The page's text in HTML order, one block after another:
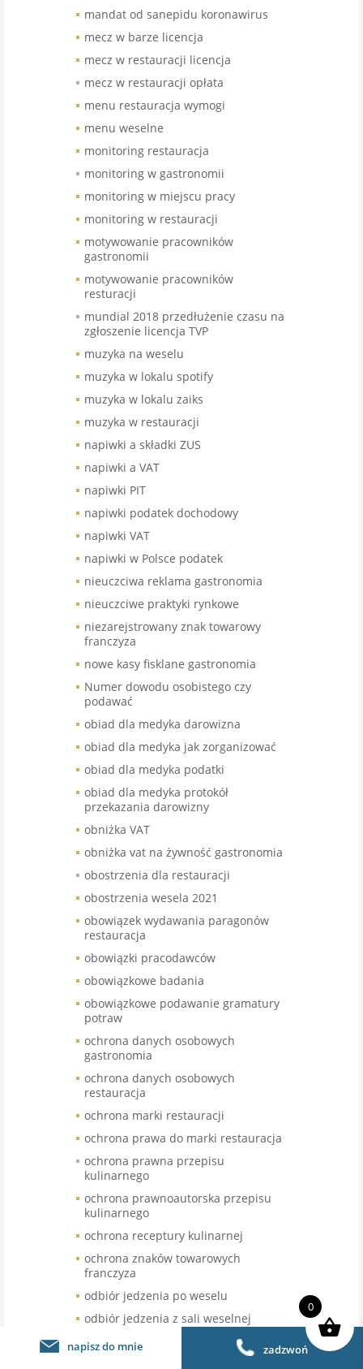
mandat od sanepidu koronawirus
mecz w barze licencja
mecz w restauracji licencja
mecz w restauracji opłata
menu restauracja wymogi
menu weselne
monitoring restauracja
monitoring w gastronomii
monitoring w miejscu pracy
monitoring w restauracji
motywowanie pracowników
gastronomii
motywowanie pracowników
resturacji
mundial 2018 przedłużenie czasu na
zgłoszenie licencja TVP
muzyka na weselu
muzyka w lokalu spotify
muzyka w lokalu zaiks
muzyka w restauracji
napiwki a składki ZUS
napiwki a VAT
napiwki PIT
napiwki podatek dochodowy
napiwki VAT
napiwki w Polsce podatek
nieuczciwa reklama gastronomia
nieuczciwe praktyki rynkowe
niezarejstrowany znak towarowy
franczyza
nowe kasy fisklane gastronomia
Numer dowodu osobistego czy
podawać
obiad dla medyka darowizna
obiad dla medyka jak zorganizować
obiad dla medyka podatki
obiad dla medyka protokół
przekazania darowizny
obniżka VAT
obniżka vat na żywność gastronomia
obostrzenia dla restauracji
obostrzenia wesela 2021
obowiązek wydawania paragonów
restauracja
obowiązki pracodawców
obowiązkowe badania
obowiązkowe podawanie gramatury
potraw
ochrona danych osobowych
gastronomia
ochrona danych osobowych
restauracja
ochrona marki restauracji
ochrona prawa do marki restauracja
ochrona prawna przepisu
kulinarnego
ochrona prawnoautorska przepisu
kulinarnego
ochrona receptury kulinarnej
ochrona znaków towarowych
franczyza
odbiór jedzenia po weselu
odbiór jedzenia z sali weselnej
odbiór nieskonsumowanego jedzenia
po weselu
napisz do mnie zadzwoń
0